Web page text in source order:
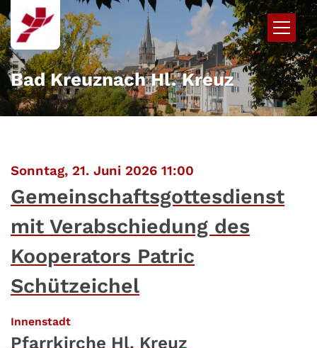
Zum Inhalt springen
Bad Kreuznach Hl. Kreuz
Sonntag, 21. Juni 2026 11:00
Gemeinschaftsgottesdienst
mit Verabschiedung des
Kooperators Patric
Schützeichel
Innenstadt:
Pfarrkirche Hl. Kreuz